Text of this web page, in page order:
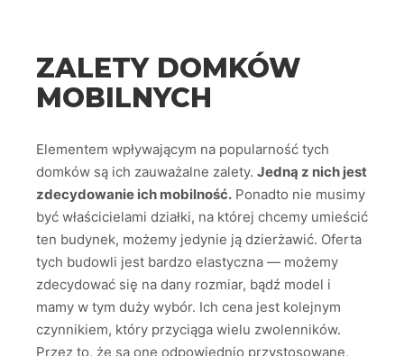
ZALETY DOMKÓW
MOBILNYCH
Elementem wpływającym na popularność tych
domków są ich zauważalne zalety. Jedną z nich jest
zdecydowanie ich mobilność. Ponadto nie musimy
być właścicielami działki, na której chcemy umieścić
ten budynek, możemy jedynie ją dzierżawić. Oferta
tych budowli jest bardzo elastyczna — możemy
zdecydować się na dany rozmiar, bądź model i
mamy w tym duży wybór. Ich cena jest kolejnym
czynnikiem, który przyciąga wielu zwolenników.
Przez to, że są one odpowiednio przystosowane,